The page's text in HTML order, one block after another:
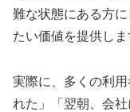
難な状態にある方
たい価値を提供しま
実際に、多くの利
れた」「翌朝、会